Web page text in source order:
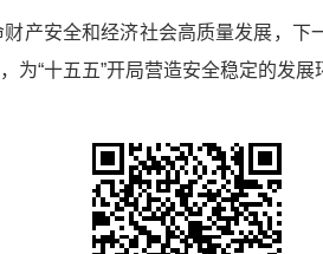
产安全和经济社会高质量发展，
“十五五”开局营造安全稳定的发展